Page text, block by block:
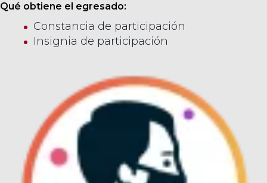
Qué obtiene el egresado:
Constancia de participación
Insignia de participación